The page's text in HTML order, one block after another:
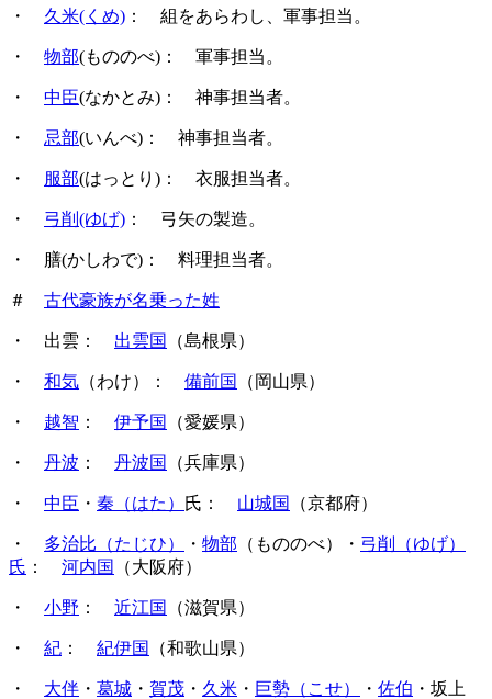
・ 久米(くめ) ： 組をあらわし、軍事担当。
・ 物部(もののべ)： 軍事担当。
・ 中臣(なかとみ)： 神事担当者。
・ 忌部(いんべ)： 神事担当者。
・ 服部(はっとり)： 衣服担当者。
・ 弓削(ゆげ) ： 弓矢の製造。
・ 膳(かしわで)： 料理担当者。
＃ 古代豪族が名乗った姓
・ 出雲： 出雲国 （島根県）
・ 和気 （わけ）： 備前国 （岡山県）
・ 越智 ： 伊予国 （愛媛県）
・ 丹波 ： 丹波国 （兵庫県）
・ 中臣 ・ 秦（はた） 氏： 山城国 （京都府）
・ 多治比（たじひ） ・ 物部 （もののべ）・ 弓削（ゆげ）
氏 ： 河内国 （大阪府）
・ 小野 ： 近江国 （滋賀県）
・ 紀 ： 紀伊国 （和歌山県）
・ 大伴 ・ 葛城 ・ 賀茂 ・ 久米 ・ 巨勢（こせ） ・ 佐伯 ・坂上